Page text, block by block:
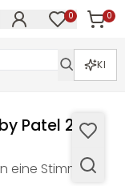
0 0
KI
Patel 2
eine Stimme…